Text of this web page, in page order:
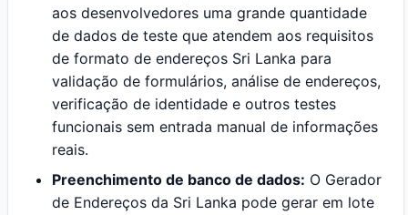
aos desenvolvedores uma grande quantidade
de dados de teste que atendem aos requisitos
de formato de endereços Sri Lanka para
validação de formulários, análise de endereços,
verificação de identidade e outros testes
funcionais sem entrada manual de informações
reais.
Preenchimento de banco de dados: O Gerador
de Endereços da Sri Lanka pode gerar em lote